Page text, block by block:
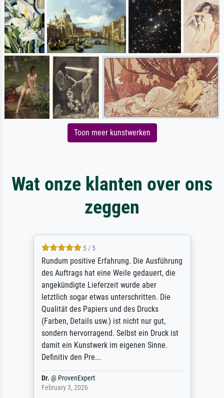
Toon meer kunstwerken
Wat onze klanten over ons
zeggen
5 / 5
Rundum positive Erfahrung. Die Ausführung
des Auftrags hat eine Weile gedauert, die
angekündigte Lieferzeit wurde aber
letztlich sogar etwas unterschritten. Die
Qualität des Papiers und des Drucks
(Farben, Details usw.) ist nicht nur gut,
sondern hervorragend. Selbst ein Druck ist
damit ein Kunstwerk im eigenen Sinne.
Definitiv den Pre...
Dr. @ ProvenExpert
February 3, 2026